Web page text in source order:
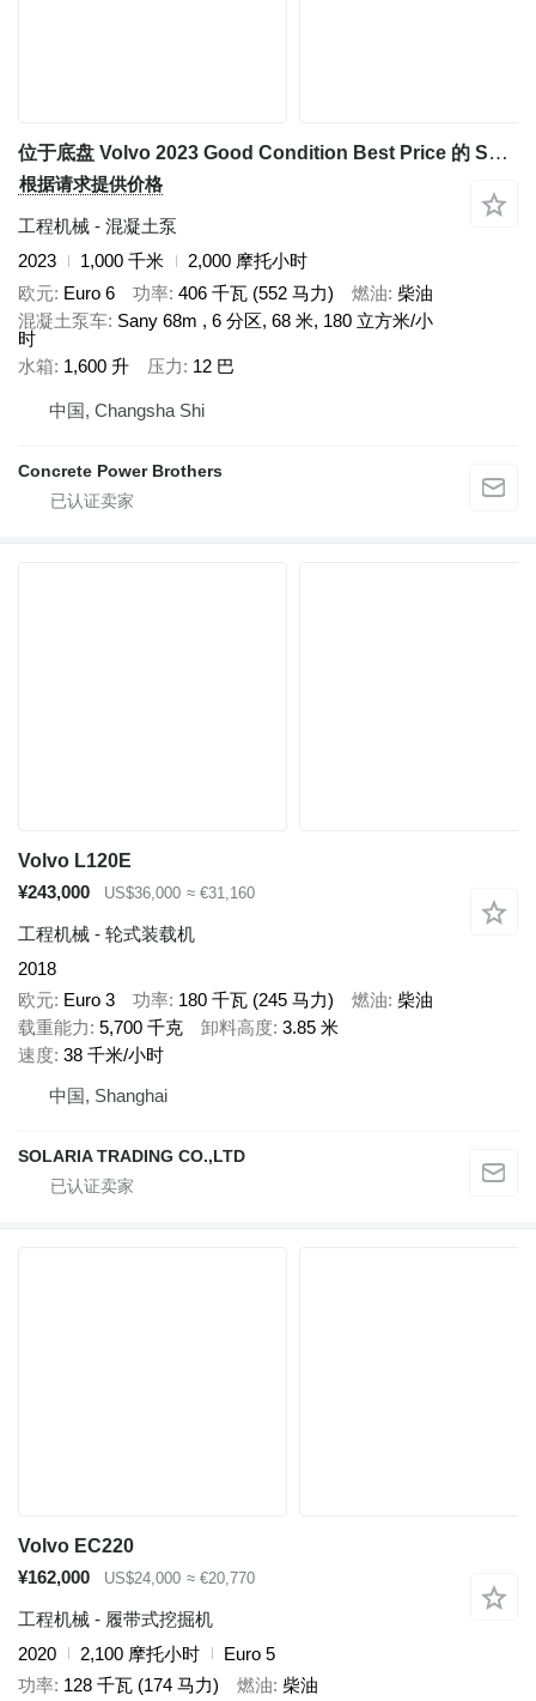
位于底盘 Volvo 2023 Good Condition Best Price 的 Sany 68m
根据请求提供价格
工程机械 - 混凝土泵
2023
1,000 千米
2,000 摩托小时
欧元 Euro 6 功率 406 千瓦 (552 马力) 燃油 柴油
混凝土泵车 Sany 68m , 6 分区, 68 米, 180 立方米/小
时
水箱 1,600 升 压力 12 巴
中国, Changsha Shi
Concrete Power Brothers
Volvo L120E
¥243,000
US$36,000 ≈ €31,160
工程机械 - 轮式装载机
2018
欧元 Euro 3 功率 180 千瓦 (245 马力) 燃油 柴油
载重能力 5,700 千克 卸料高度 3.85 米
速度 38 千米/小时
中国, Shanghai
SOLARIA TRADING CO.,LTD
Volvo EC220
¥162,000
US$24,000 ≈ €20,770
工程机械 - 履带式挖掘机
2020
2,100 摩托小时
Euro 5
功率 128 千瓦 (174 马力) 燃油 柴油